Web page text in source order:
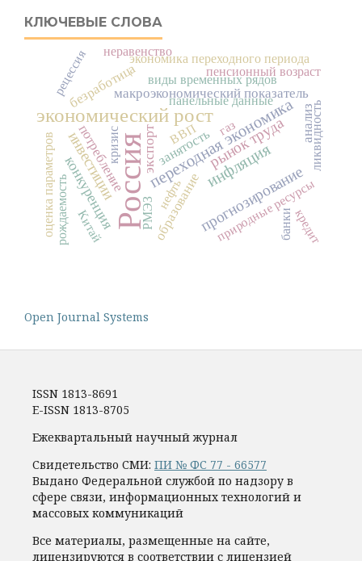
КЛЮЧЕВЫЕ СЛОВА
Россия
экономический ростпереходная экономика
инфляция
рынок труда
инвестиции прогнозирование
конкуренция
экспорт
образование
макроэкономический показатель
занятость
потребление
безработица
анализ
Китай природные ресурсы
оценка параметров ликвидность
виды временных рядов
газ
экономика переходного периода
кризис
панельные данные
неравенство
нефть
банки
РМЭЗ
пенсионный возраст
ВВП
рецессия
рождаемость кредит
Open Journal Systems
ISSN 1813-8691
E-ISSN 1813-8705
Ежеквартальный научный журнал
Свидетельство СМИ: ПИ № ФС 77 - 66577
Выдано Федеральной службой по надзору в
сфере связи, информационных технологий и
массовых коммуникаций
Все материалы, размещенные на сайте,
лицензируются в соответствии с лицензией